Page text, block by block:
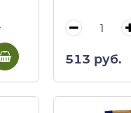
513 руб.